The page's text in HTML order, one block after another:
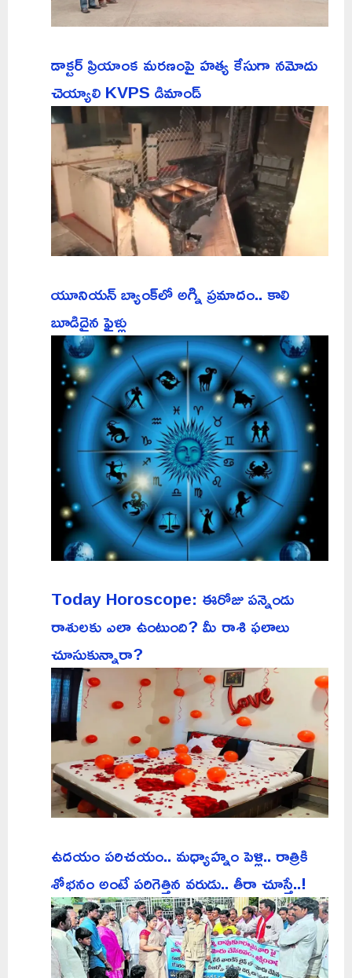
డాక్టర్ ప్రియాంక మరణంపై హత్య కేసుగా నమోదు
చెయ్యాలి KVPS డిమాండ్
యూనియన్ బ్యాంక్‌లో అగ్ని ప్రమాదం.. కాలి
బూడిదైన ఫైళ్లు
Today Horoscope: ఈరోజు పన్నెండు
రాశులకు ఎలా ఉంటుంది? మీ రాశి ఫలాలు
చూసుకున్నారా?
ఉదయం పరిచయం.. మధ్యాహ్నం పెళ్లి.. రాత్రికి
శోభనం అంటే పరిగెత్తిన వరుడు.. తీరా చూస్తే..!